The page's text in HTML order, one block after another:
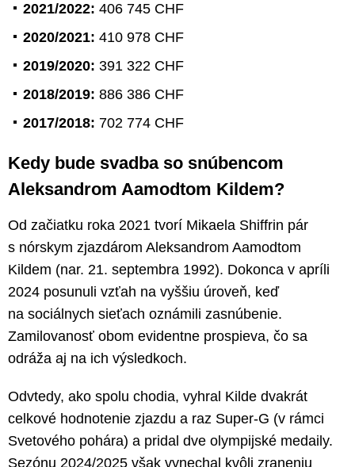
2021/2022: 406 745 CHF
2020/2021: 410 978 CHF
2019/2020: 391 322 CHF
2018/2019: 886 386 CHF
2017/2018: 702 774 CHF
Kedy bude svadba so snúbencom
Aleksandrom Aamodtom Kildem?
Od začiatku roka 2021 tvorí Mikaela Shiffrin pár
s nórskym zjazdárom Aleksandrom Aamodtom
Kildem (nar. 21. septembra 1992). Dokonca v apríli
2024 posunuli vzťah na vyššiu úroveň, keď
na sociálnych sieťach oznámili zasnúbenie.
Zamilovanosť obom evidentne prospieva, čo sa
odráža aj na ich výsledkoch.
Odvtedy, ako spolu chodia, vyhral Kilde dvakrát
celkové hodnotenie zjazdu a raz Super-G (v rámci
Svetového pohára) a pridal dve olympijské medaily.
Sezónu 2024/2025 však vynechal kvôli zraneniu